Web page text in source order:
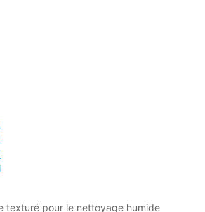
texturé pour le nettoyage humide